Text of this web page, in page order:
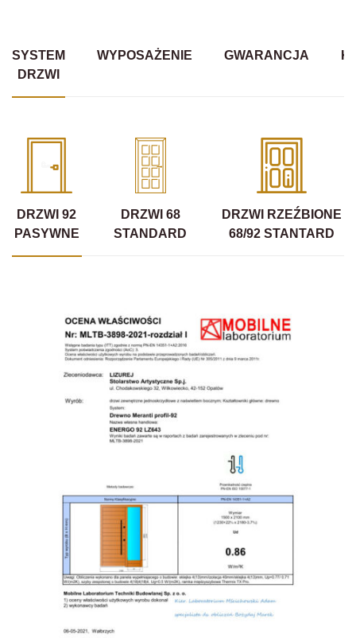
SYSTEM
DRZWI
WYPOSAŻENIE GWARANCJA
DRZWI 92
PASYWNE
DRZWI 68
STANDARD
DRZWI RZEŹBIONE
68/92 STANTARD